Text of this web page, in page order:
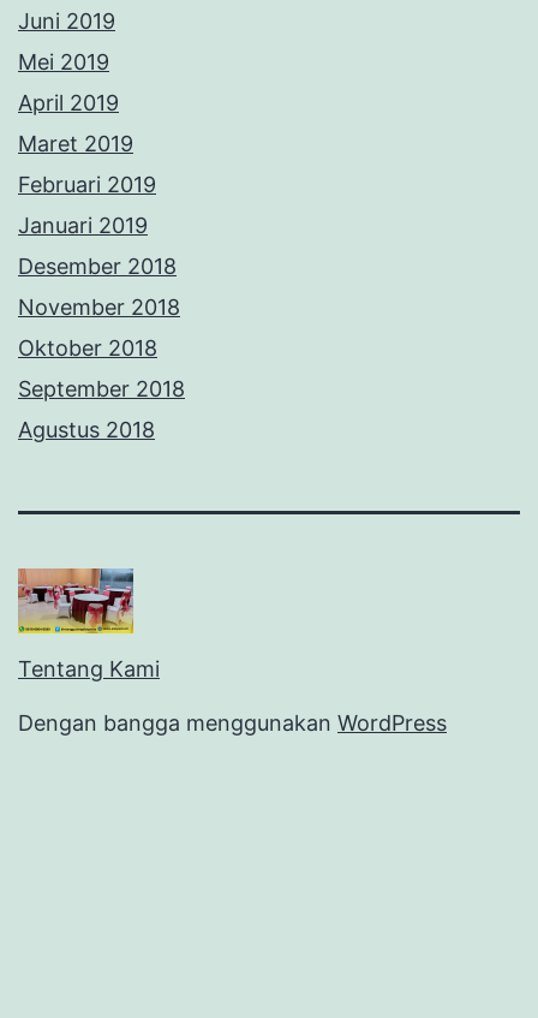
Juni 2019
Mei 2019
April 2019
Maret 2019
Februari 2019
Januari 2019
Desember 2018
November 2018
Oktober 2018
September 2018
Agustus 2018
Tentang Kami
Dengan bangga menggunakan WordPress